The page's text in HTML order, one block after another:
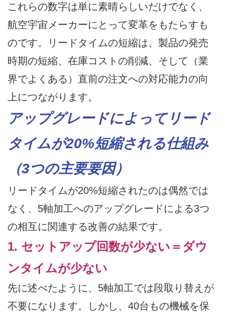
これらの数字は単に素晴らしいだけでなく、
航空宇宙メーカーにとって変革をもたらすも
のです。リードタイムの​​短縮は、製品の発売
時期の短縮、在庫コストの削減、そして（業
界でよくある）直前の注文への対応能力の向
上につながります。
アップグレードによってリード
タイムが20%短縮される仕組み
（3つの主要要因）
リードタイムが20%短縮されたのは偶然では
なく、5軸加工へのアップグレードによる3つ
の相互に関連する改善の結果です。
1. セットアップ回数が少ない＝ダウ
ンタイムが少ない
先に述べたように、5軸加工では段取り替えが
不要になります。しかし、40台もの機械を保